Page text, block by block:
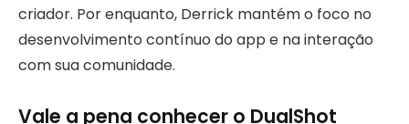
criador. Por enquanto, Derrick mantém o foco no
desenvolvimento contínuo do app e na interação
com sua comunidade.
Vale a pena conhecer o DualShot